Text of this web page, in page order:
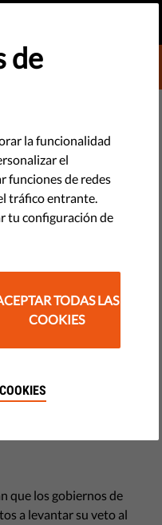
que los
rechazar la
de
la
parecer una concesión
vinculante. Pero es
para desbloquear el
que los gobiernos de
a levantar su veto al
de
la funcionalidad
el
funciones de redes
tráfico entrante.
tu configuración de
TODAS LAS
COOKIES